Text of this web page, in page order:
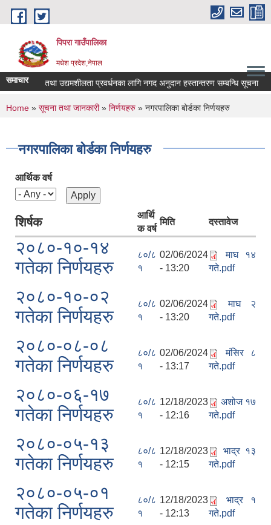
Skip to main content
पिपरा गाउँपालिका
मधेश प्रदेश,नेपाल
समाचार
स्व-रोजगार तथा उद्यमशीलता प्रवर्धनका लागि नगद अनुदान हस्तान्तरण सम्बन्धि सूचना
You are here
Home » सूचना तथा जानकारी» निर्णयहरु » नगरपालिका बोर्डका निर्णयहरु
नगरपालिका बोर्डका निर्णयहरु
आर्थिक वर्ष
शिर्षक
आर्थि
क वर्ष
मिति दस्तावेज
२०८०-१०-१४
गतेका निर्णयहरु
८०/८
१
02/06/2024
- 13:20
माघ १४
गते.pdf
२०८०-१०-०२
गतेका निर्णयहरु
८०/८
१
02/06/2024
- 13:20
माघ २
गते.pdf
२०८०-०८-०८
गतेका निर्णयहरु
८०/८
१
02/06/2024
- 13:17
मंसिर ८
गते.pdf
२०८०-०६-१७
गतेका निर्णयहरु
८०/८
१
12/18/2023
- 12:16
अशोज १७
गते.pdf
२०८०-०५-१३
गतेका निर्णयहरु
८०/८
१
12/18/2023
- 12:15
भाद्र १३
गते.pdf
२०८०-०५-०१
गतेका निर्णयहरु
८०/८
१
12/18/2023
- 12:13
भाद्र १
गते.pdf